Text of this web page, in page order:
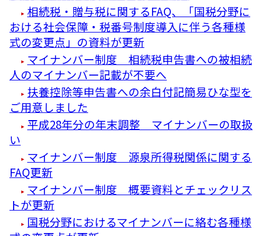
相続税・贈与税に関するFAQ、「国税分野に
おける社会保障・税番号制度導入に伴う各種様
式の変更点」の資料が更新
マイナンバー制度 相続税申告書への被相続
人のマイナンバー記載が不要へ
扶養控除等申告書への余白付記簡易ひな型を
ご用意しました
平成28年分の年末調整 マイナンバーの取扱
い
マイナンバー制度 源泉所得税関係に関する
FAQ更新
マイナンバー制度 概要資料とチェックリス
トが更新
国税分野におけるマイナンバーに絡む各種様